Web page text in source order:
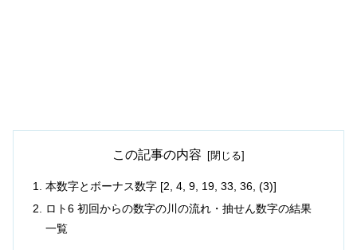
この記事の内容
本数字とボーナス数字 [2, 4, 9, 19, 33, 36, (3)]
ロト6 初回からの数字の川の流れ・抽せん数字の結果
一覧